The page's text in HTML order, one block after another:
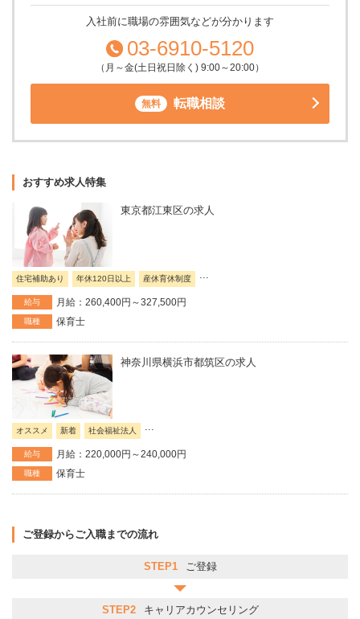
入社前に職場の雰囲気などが分かります
03-6910-5120
（月～金(土日祝日除く) 9:00～20:00）
無料 転職相談
おすすめ求人特集
東京都江東区の求人
住宅補助あり 年休120日以上 産休育休制度
給与 月給：260,400円～327,500円
職種 保育士
神奈川県横浜市都筑区の求人
オススメ 新着 社会福祉法人 ...
給与 月給：220,000円～240,000円
職種 保育士
ご登録からご入職までの流れ
STEP1 ご登録
STEP2 キャリアカウンセリング